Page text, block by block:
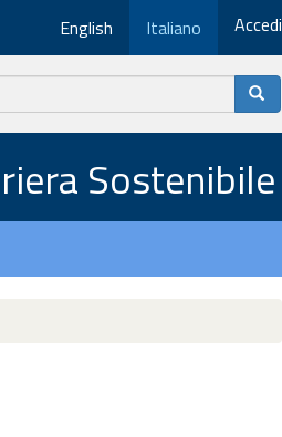
English Italiano Accedi
Sostenibile